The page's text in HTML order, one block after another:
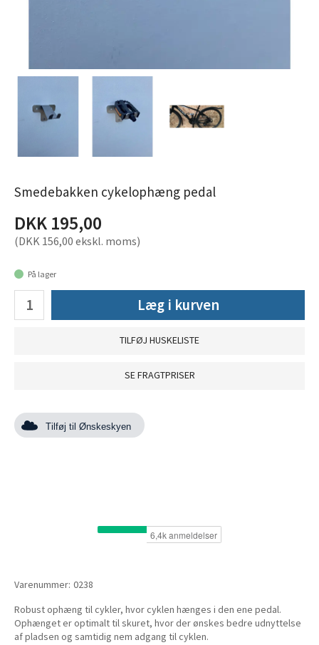
Smedebakken cykelophæng pedal
DKK 195,00
(DKK 156,00 ekskl. moms)
På lager
Læg i kurven
TILFØJ HUSKELISTE
SE FRAGTPRISER
Tilføj til Ønskeskyen
Varenummer: 0238
Robust ophæng til cykler, hvor cyklen hænges i den ene pedal.
Ophænget er optimalt til skuret, hvor der ønskes bedre udnyttelse
af pladsen og samtidig nem adgang til cyklen.